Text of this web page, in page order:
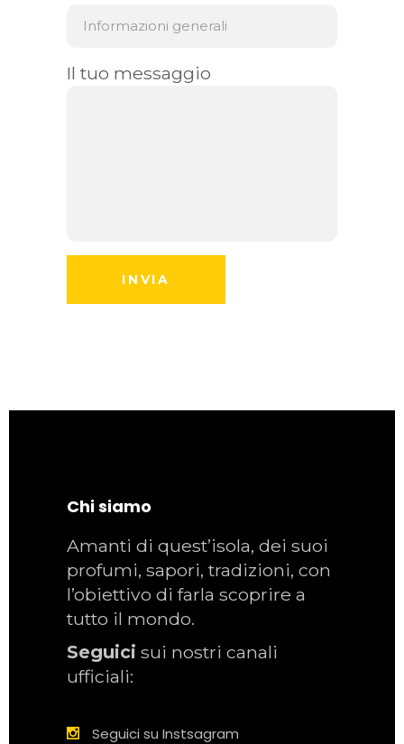
Il tuo messaggio
Chi siamo
Amanti di quest’isola, dei suoi
profumi, sapori, tradizioni, con
l’obiettivo di farla scoprire a
tutto il mondo.
Seguici sui nostri canali
ufficiali:
Seguici su Instsagram